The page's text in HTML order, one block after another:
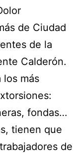
de Ciudad
de la
Calderón.
los más
fondas…
tienen que
de